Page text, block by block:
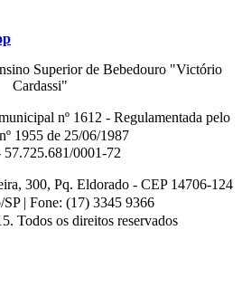
Superior de Bebedouro "Victório
Cardassi"
nº1612 - Regulamentada pelo
1955 de 25/06/1987
57.725.681/0001-72
300, Pq. Eldorado - CEP 14706-124
| Fone: (17) 3345 9366
Todos os direitos reservados